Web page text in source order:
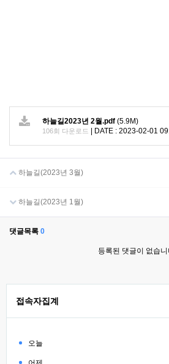
하늘길2023년 2월.pdf (5.9M)
106회 다운로드 DATE : 2023-02-01
하늘길(2023년 3월)
하늘길(2023년 1월)
댓글목록 0
등록된 댓글이 없습니
접속자집계
오늘